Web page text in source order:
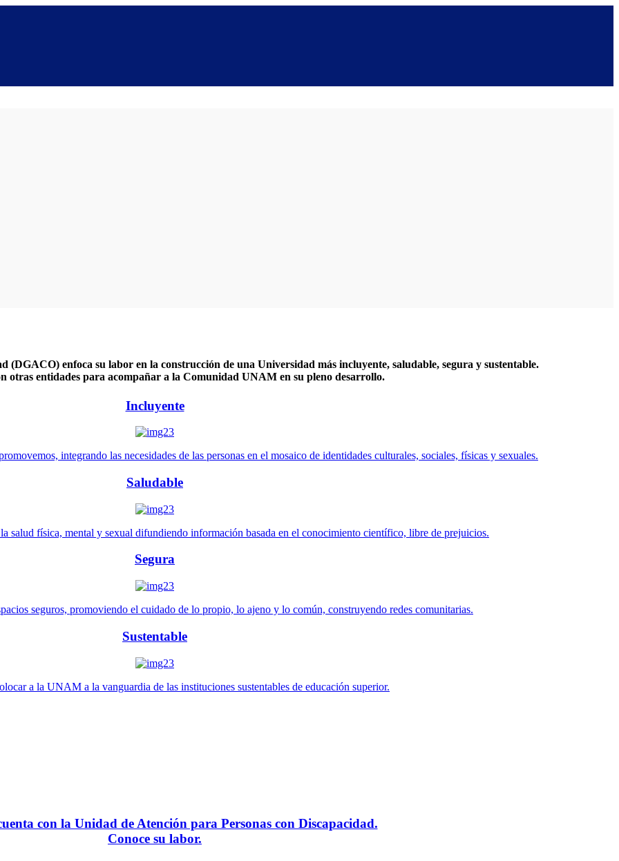
(DGACO) enfoca su labor en la construcción de una Universidad más incluyente, saludable, segura y sustentable.
otras entidades para acompañar a la Comunidad UNAM en su pleno desarrollo.
Incluyente
integrando las necesidades de las personas en el mosaico de identidades culturales, sociales, físicas y sexuales.
Saludable
salud física, mental y sexual difundiendo información basada en el conocimiento científico, libre de prejuicios.
Segura
seguros, promoviendo el cuidado de lo propio, lo ajeno y lo común, construyendo redes comunitarias.
Sustentable
a la UNAM a la vanguardia de las instituciones sustentables de educación superior.
con la Unidad de Atención para Personas con Discapacidad.
Conoce su labor.